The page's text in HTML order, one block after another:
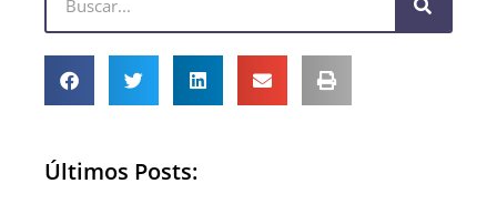
Últimos Posts: